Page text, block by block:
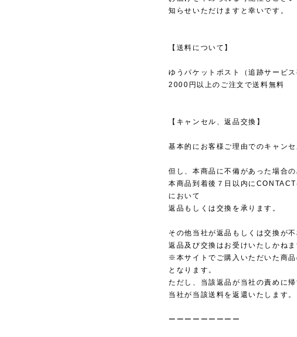
知らせいただけますと幸いです。
【送料について】
ゆうパケットポスト（追跡サービ
2000円以上のご注文で送料無料
【キャンセル、返品交換】
基本的にお客様ご理由でのキャン
但し、本商品に不備があった場合の
本商品到着後７日以内に
において
返品もしくは交換を承ります。
その他当社が返品もしくは交換が
返品及び交換はお受けいたしかね
※本サイトでご購入いただいた商
となります。
ただし、当該返品が当社の責めに
当社が当該送料を返還いたします。
ーーーーーーーーー